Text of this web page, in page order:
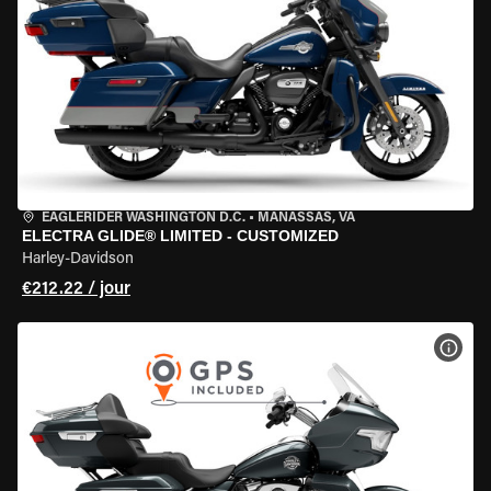
EAGLERIDER WASHINGTON D.C. • MANASSAS, VA
ELECTRA GLIDE® LIMITED - CUSTOMIZED
Harley-Davidson
€212.22 / jour